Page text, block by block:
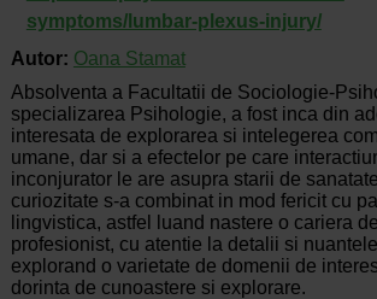
symptoms/lumbar-plexus-injury/
Autor: Oana Stamat
Absolventa a Facultatii de Sociologie-
specializarea Psihologie, a fost inca din
interesata de explorarea si intelegerea
umane, dar si a efectelor pe care
inconjurator le are asupra starii de
curiozitate s-a combinat in mod fericit cu
lingvistica, astfel luand nastere o cariera
profesionist, cu atentie la detalii si
explorand o varietate de domenii de
dorinta de cunoastere si explorare.